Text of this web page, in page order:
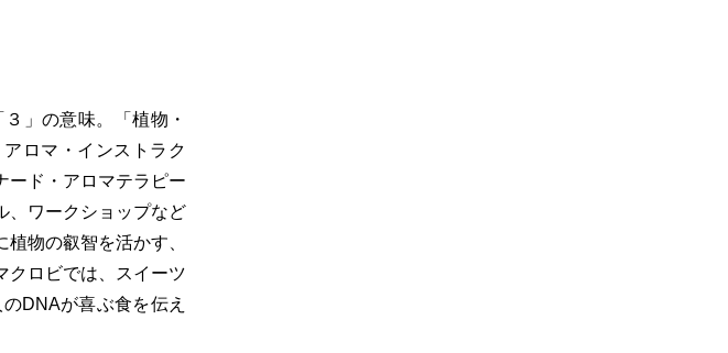
」の意味。「植物・
ロマ・インストラク
ード・アロマテラピー
、ワークショップなど
物の叡智を活かす、
クロビでは、スイーツ
DNAが喜ぶ食を伝え